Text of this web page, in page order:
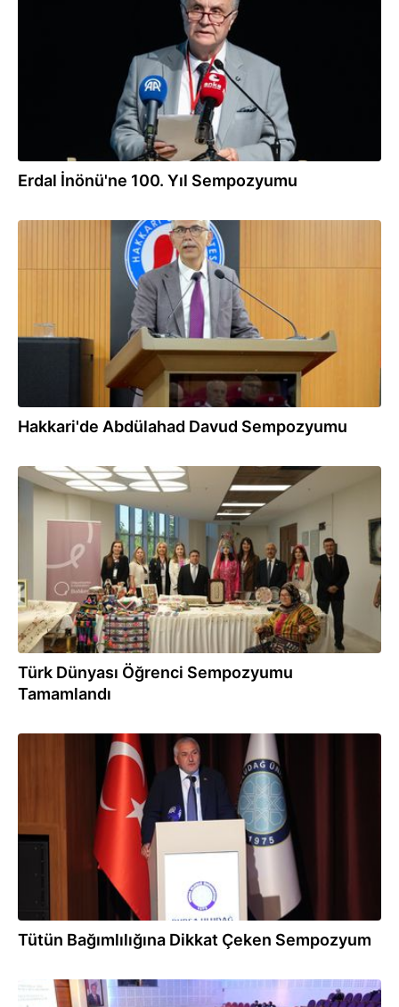
Erdal İnönü'ne 100. Yıl Sempozyumu
Hakkari'de Abdülahad Davud Sempozyumu
04.06.2026
Türk Dünyası Öğrenci Sempozyumu
Tamamlandı
Tütün Bağımlılığına Dikkat Çeken Sempozyum
02.06.2026